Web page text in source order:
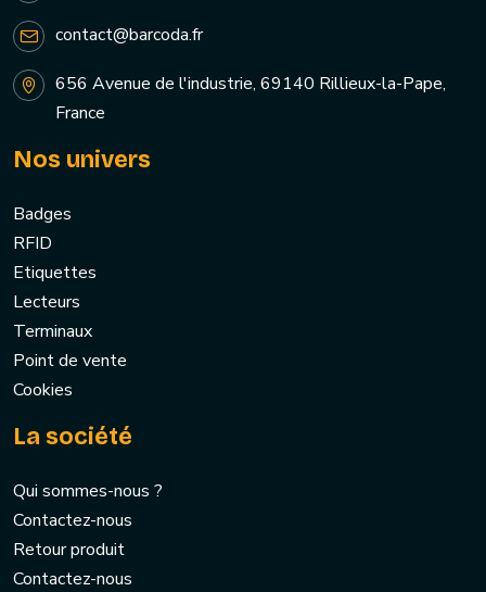
contact@barcoda.fr
656 Avenue de l'industrie, 69140 Rillieux-la-Pape,
France
Nos univers
Badges
RFID
Etiquettes
Lecteurs
Terminaux
Point de vente
Cookies
La société
Qui sommes-nous ?
Contactez-nous
Retour produit
Contactez-nous